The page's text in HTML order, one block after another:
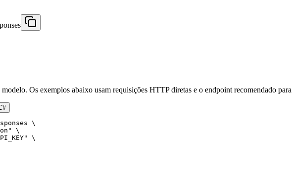
Os exemplos abaixo usam requisições HTTP diretas e o endpoint recomendado
\
\
\